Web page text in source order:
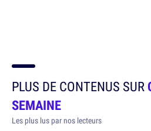
PLUS DE CONTENUS SUR
SEMAINE
Les plus lus par nos lecteurs